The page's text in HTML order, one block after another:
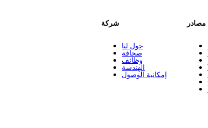
شركة
حول لنا
صحافة
وظائف
الهندسة
إمكانية الوصول
مصادر